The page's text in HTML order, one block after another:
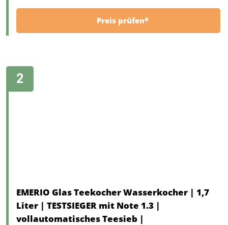
Preis prüfen*
EMERIO Glas Teekocher Wasserkocher | 1,7
Liter | TESTSIEGER mit Note 1.3 |
vollautomatisches Teesieb |